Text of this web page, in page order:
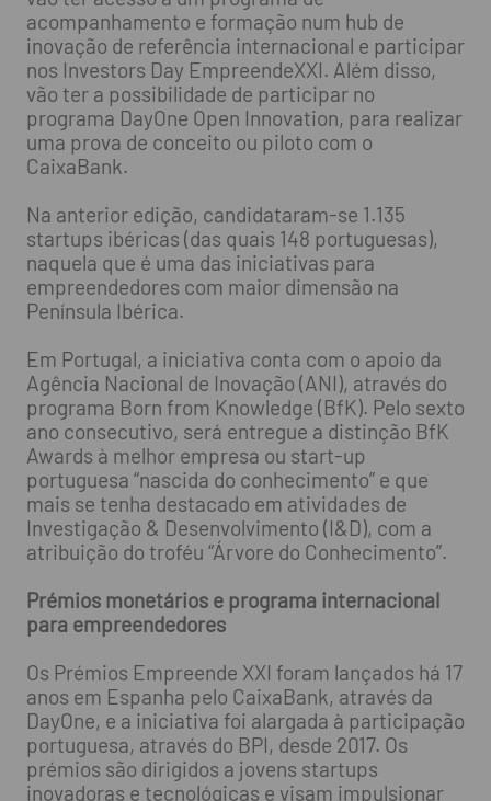
acompanhamento e formação num hub de
inovação de referência internacional e participar
nos Investors Day EmpreendeXXI. Além disso,
vão ter a possibilidade de participar no
programa DayOne Open Innovation, para realizar
uma prova de conceito ou piloto com o
CaixaBank.
Na anterior edição, candidataram-se 1.135
startups ibéricas (das quais 148 portuguesas),
naquela que é uma das iniciativas para
empreendedores com maior dimensão na
Península Ibérica.
Em Portugal, a iniciativa conta com o apoio da
Agência Nacional de Inovação (ANI), através do
programa Born from Knowledge (BfK). Pelo sexto
ano consecutivo, será entregue a distinção BfK
Awards à melhor empresa ou start-up
portuguesa “nascida do conhecimento” e que
mais se tenha destacado em atividades de
Investigação & Desenvolvimento (I&D), com a
atribuição do troféu “Árvore do Conhecimento”.
Prémios monetários e programa internacional
para empreendedores
Os Prémios Empreende XXI foram lançados há 17
anos em Espanha pelo CaixaBank, através da
DayOne, e a iniciativa foi alargada à participação
portuguesa, através do BPI, desde 2017. Os
prémios são dirigidos a jovens startups
inovadoras e tecnológicas e visam impulsionar